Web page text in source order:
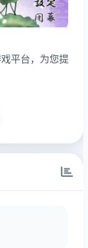
平台，为您提